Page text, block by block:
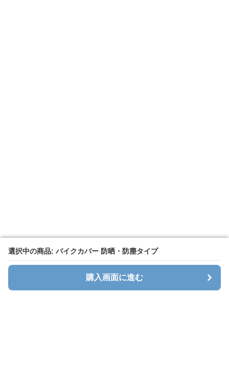
選択中の商品: バイクカバー 防晒・防塵タイプ
購入画面に進む
選択中の商品: バイクカバー 防晒・防塵タイプ
購入画面に進む